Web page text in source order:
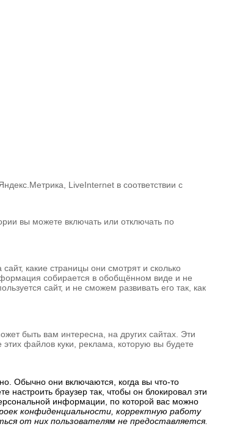
LiveInternet в соответствии с
вы можете включать или отключать по
какие страницы они смотрят и сколько
собирается в обобщённом виде и не
сайт, и не сможем развивать его так, как
быть вам интересна, на других сайтах. Эти
файлов куки, реклама, которую вы будете
Обычно они включаются, когда вы что-то
настроить браузер так, чтобы он блокировал эти
информации, по которой вас можно
конфиденциальности, корректную работу
от них пользователям не предоставляется.